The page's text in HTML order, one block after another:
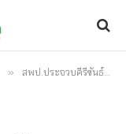
» สพป.ประจวบคีรีขันธ์ เขต 2